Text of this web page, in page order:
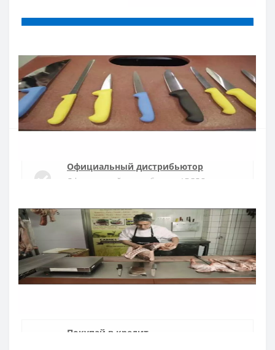
Купить в один клик
Введите номер телефона и мы перезвоним
Купить
Официальный дистрибьютор
Официальный дистрибьютор ARCOS в
Быстрая доставка
Доставка в течении 1-3 дней по Украине
Гарантия качества
Покупай в кредит